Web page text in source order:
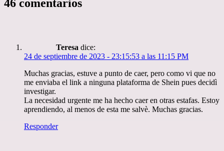
46 comentarios
Teresa dice:
24 de septiembre de 2023 - 23:15:53 a las 11:15 PM
Muchas gracias, estuve a punto de caer, pero como vi que no
me enviaba el link a ninguna plataforma de Shein pues decidì
investigar.
La necesidad urgente me ha hecho caer en otras estafas. Estoy
aprendiendo, al menos de esta me salvè. Muchas gracias.
Responder